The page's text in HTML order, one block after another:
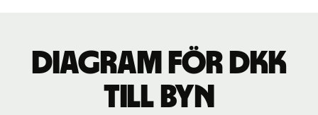
Diagram för DKK
till BYN